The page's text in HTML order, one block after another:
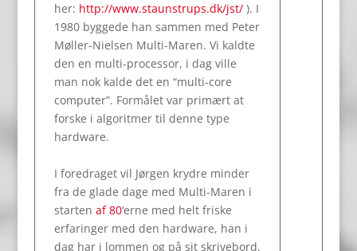
her: http://www.staunstrups.dk/jst/). I
1980 byggede han sammen med Peter
Møller-Nielsen Multi-Maren. Vi kaldte
den en multi-processor, i dag ville
man nok kalde det en “multi-core
computer”. Formålet var primært at
forske i algoritmer til denne type
hardware.
I foredraget vil Jørgen krydre minder
fra de glade dage med Multi-Maren i
starten af 80‘erne med helt friske
erfaringer med den hardware, han i
dag har i lommen og på sit skrivebord.